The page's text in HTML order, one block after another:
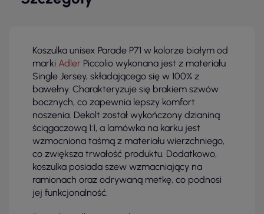
Koszulka unisex Parade P71 w kolorze białym od
marki Adler Piccolio wykonana jest z materiału
Single Jersey, składającego się w 100% z
bawełny. Charakteryzuje się brakiem szwów
bocznych, co zapewnia lepszy komfort
noszenia. Dekolt został wykończony dzianiną
ściągaczową 1:1, a lamówka na karku jest
wzmocniona taśmą z materiału wierzchniego,
co zwiększa trwałość produktu. Dodatkowo,
koszulka posiada szew wzmacniający na
ramionach oraz odrywaną metkę, co podnosi
jej funkcjonalność.